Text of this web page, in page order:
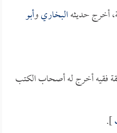
أخرج حديثهالبخاريوأبو
فقيه أخرج له أصحاب الكتب
].